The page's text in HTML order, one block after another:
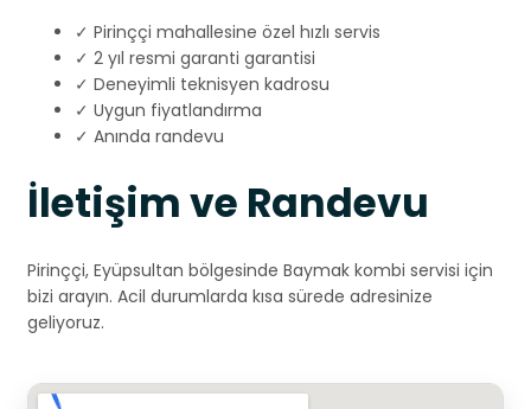
✓ Pirinççi mahallesine özel hızlı servis
✓ 2 yıl resmi garanti garantisi
✓ Deneyimli teknisyen kadrosu
✓ Uygun fiyatlandırma
✓ Anında randevu
İletişim ve Randevu
Pirinççi, Eyüpsultan bölgesinde Baymak kombi servisi için
bizi arayın. Acil durumlarda kısa sürede adresinize
geliyoruz.